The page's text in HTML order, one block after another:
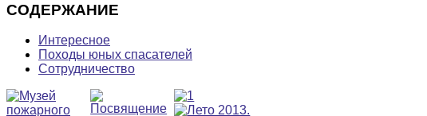
СОДЕРЖАНИЕ
Интересное
Походы юных спасателей
Сотрудничество